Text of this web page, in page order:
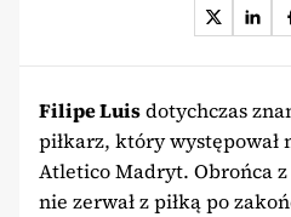
Filipe Luisdotychczas
piłkarz, który występował
Atletico Madryt. Obrońca
nie zerwał z piłką po